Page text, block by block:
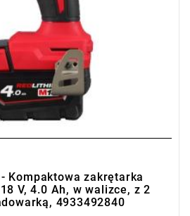
- Kompaktowa zakrętarka
V, 4.0 Ah, w walizce, z 2
4933492840